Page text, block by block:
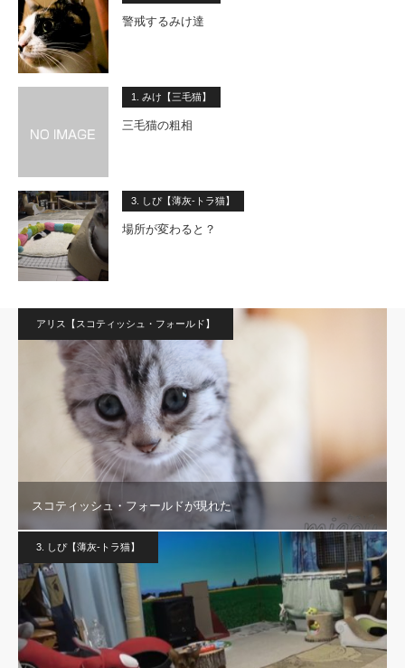
警戒するみけ達
1. みけ【三毛猫】
三毛猫の粗相
3. しぴ【薄灰-トラ猫】
場所が変わると？
アリス【スコティッシュ・フォールド】
スコティッシュ・フォールドが現れた
3. しぴ【薄灰-トラ猫】